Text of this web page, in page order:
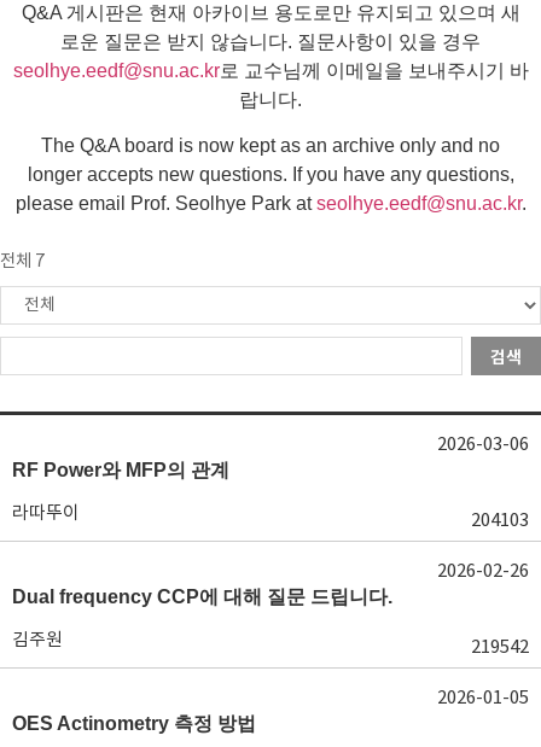
Q&A 게시판은 현재 아카이브 용도로만 유지되고 있으며 새
로운 질문은 받지 않습니다. 질문사항이 있을 경우
seolhye.eedf@snu.ac.kr로 교수님께 이메일을 보내주시기 바
랍니다.
The Q&A board is now kept as an archive only and no
longer accepts new questions. If you have any questions,
please email Prof. Seolhye Park atseolhye.eedf@snu.ac.kr.
전체 7
검색
RF Power와 MFP의 관계
라따뚜이 204103
2026-03-06
Dual frequency CCP에 대해 질문 드립니다.
김주원 219542
2026-02-26
OES Actinometry 측정 방법
2026-01-05